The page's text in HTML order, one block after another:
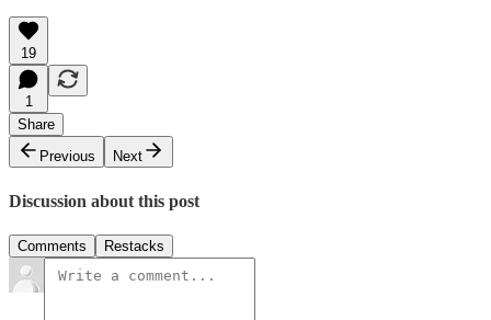
19
1
Share
Previous
Next
Discussion about this post
Comments Restacks